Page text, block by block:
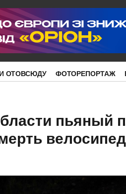
ОТОВСЮДУ ФОТОРЕПОРТАЖ
пьяный